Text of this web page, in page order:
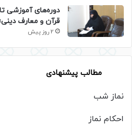
دوره‌های آموزشی
قرآن و معارف
2 روز پیش
مطالب پیشنهادی
نماز شب
احکام نماز